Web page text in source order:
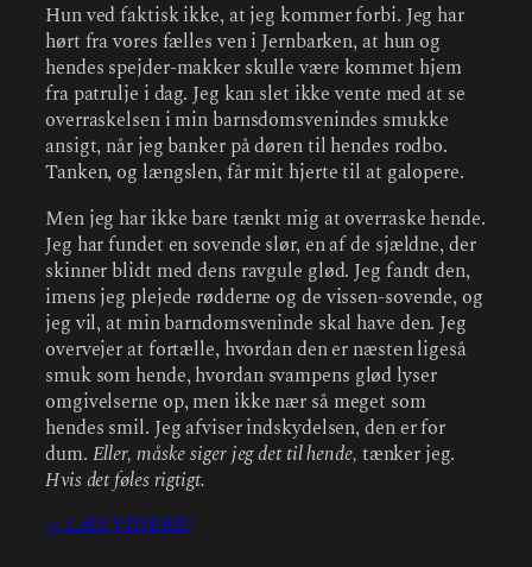
Hun ved faktisk ikke, at jeg kommer forbi. Jeg har
hørt fra vores fælles ven i Jernbarken, at hun og
hendes spejder-makker skulle være kommet hjem
fra patrulje i dag. Jeg kan slet ikke vente med at se
overraskelsen i min barnsdomsvenindes smukke
ansigt, når jeg banker på døren til hendes rodbo.
Tanken, og længslen, får mit hjerte til at galopere.
Men jeg har ikke bare tænkt mig at overraske hende.
Jeg har fundet en sovende slør, en af de sjældne, der
skinner blidt med dens ravgule glød. Jeg fandt den,
imens jeg plejede rødderne og de vissen-sovende, og
jeg vil, at min barndomsveninde skal have den. Jeg
overvejer at fortælle, hvordan den er næsten ligeså
smuk som hende, hvordan svampens glød lyser
omgivelserne op, men ikke nær så meget som
hendes smil. Jeg afviser indskydelsen, den er for
dum. Eller, måske siger jeg det til hende, tænker jeg.
Hvis det føles rigtigt.
-> LÆS VIDERE!